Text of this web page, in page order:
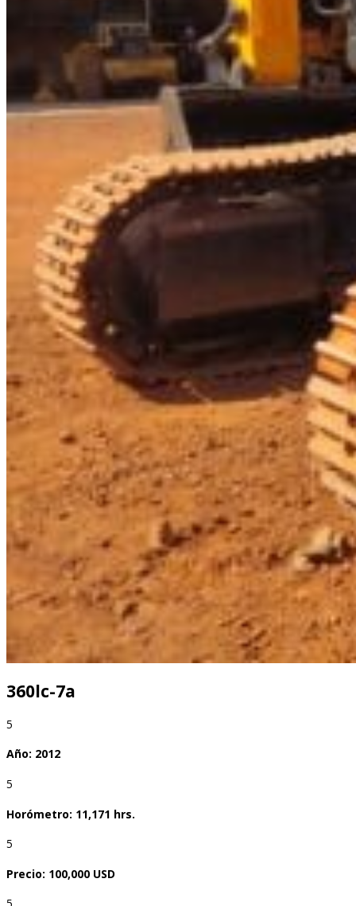
360lc-7a
5
Año: 2012
5
Horómetro: 11,171 hrs.
5
Precio: 100,000 USD